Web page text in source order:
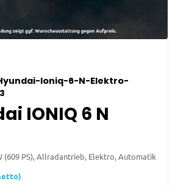
Ioniq-6-N-Elektro-
IONIQ 6 N
(609 PS), Allradantrieb, Elektro, Automatik